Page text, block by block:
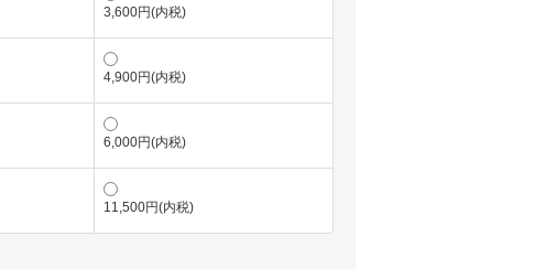
3,600円(内税)
4,900円(内税)
6,000円(内税)
11,500円(内税)